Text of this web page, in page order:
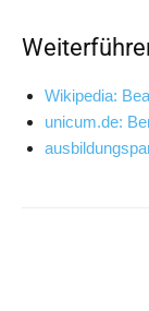
Wiki­pe­dia:
unicum.de: